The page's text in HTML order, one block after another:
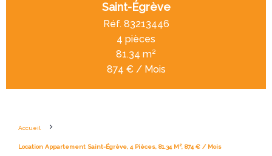
Saint-Égrève
Réf. 83213446
4 pièces
81.34 m²
874 € / Mois
Accueil
Location Appartement Saint-Égrève, 4 Pièces, 81.34 M², 874 € / Mois